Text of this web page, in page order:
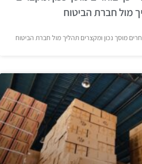
מול חברת הביטוח
מוסך נכון ומקצרים תהליך מול חברת הביטוח